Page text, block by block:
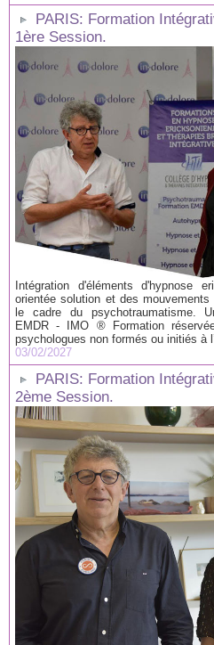
PARIS: Formation
1ère Session.
Intégration d'éléments d'hypnose
orientée solution et des
le cadre du psychotraumatisme.
EMDR - IMO ® Formation
psychologues non formés ou initiés à
03/02/2027
PARIS: Formation
2ème Session.